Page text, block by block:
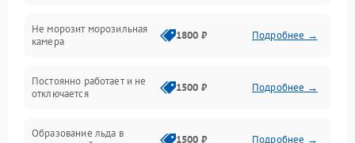
Дренаж
Не морозит морозильная
камера
1800 ₽ Подробнее →
Постоянно работает и не
отключается
1500 ₽ Подробнее →
Образование льда в
1500 ₽ Подробнее →